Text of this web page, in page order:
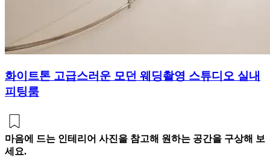
화이트톤 고급스러운 모던 웨딩촬영 스튜디오 실내
피팅룸
마음에 드는 인테리어 사진을 참고해 원하는 공간을 구상해 보
세요.